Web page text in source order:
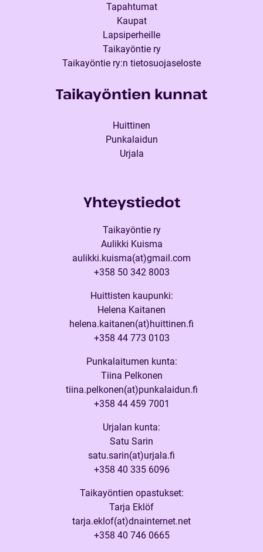
Tapahtumat
Kaupat
Lapsiperheille
Taikayöntie ry
Taikayöntie ry:n tietosuojaseloste
Taikayöntien kunnat
Huittinen
Punkalaidun
Urjala
Yhteystiedot
Taikayöntie ry
Aulikki Kuisma
aulikki.kuisma(at)gmail.com
+358 50 342 8003
Huittisten kaupunki:
Helena Kaitanen
helena.kaitanen(at)huittinen.fi
+358 44 773 0103
Punkalaitumen kunta:
Tiina Pelkonen
tiina.pelkonen(at)punkalaidun.fi
+358 44 459 7001
Urjalan kunta:
Satu Sarin
satu.sarin(at)urjala.fi
+358 40 335 6096
Taikayöntien opastukset:
Tarja Eklöf
tarja.eklof(at)dnainternet.net
+358 40 746 0665